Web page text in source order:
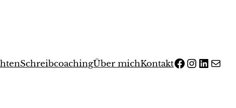
SchreibcoachingÜber michKontaktFacebook Instagram LinkedIn E-Mail